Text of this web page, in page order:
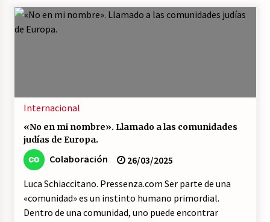
Internacional
«No en mi nombre». Llamado a las comunidades
judías de Europa.
Colaboración
26/03/2025
Luca Schiaccitano. Pressenza.com Ser parte de una
«comunidad» es un instinto humano primordial.
Dentro de una comunidad, uno puede encontrar